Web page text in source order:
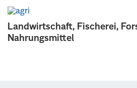
Landwirtschaft, Fischerei,
Nahrungsmittel